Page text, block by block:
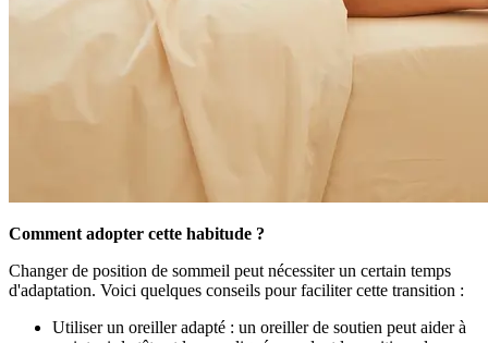
Comment adopter cette habitude ?
Changer de position de sommeil peut nécessiter un certain temps
d'adaptation. Voici quelques conseils pour faciliter cette transition :
Utiliser un oreiller adapté : un oreiller de soutien peut aider à